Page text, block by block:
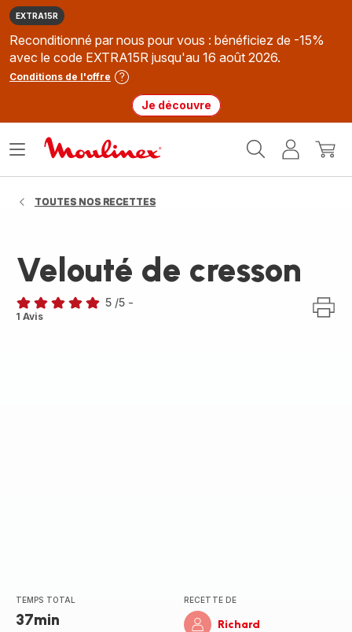
EXTRA15R
Reconditionné par nous pour vous : bénéficiez de -15%
avec le code EXTRA15R jusqu'au 16 août 2026.
Conditions de l'offre
Je découvre
MonMon
Ouvrir
TOUTES NOS RECETTES
Velouté de cresson
Avis
5 /5 -
1 Avis
TEMPS TOTAL
37min
RECETTE DE
Richard